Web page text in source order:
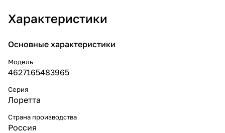
Характеристики
Основные характеристики
Модель
4627165483965
Серия
Лоретта
Страна производства
Россия